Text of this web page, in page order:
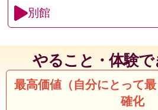
別館
やること・体験
最高価値（自分にとって
確化